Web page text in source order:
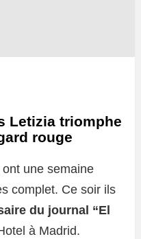
Letizia triomphe
rouge
une semaine
complet. Ce soir ils
du journal “El
à Madrid.